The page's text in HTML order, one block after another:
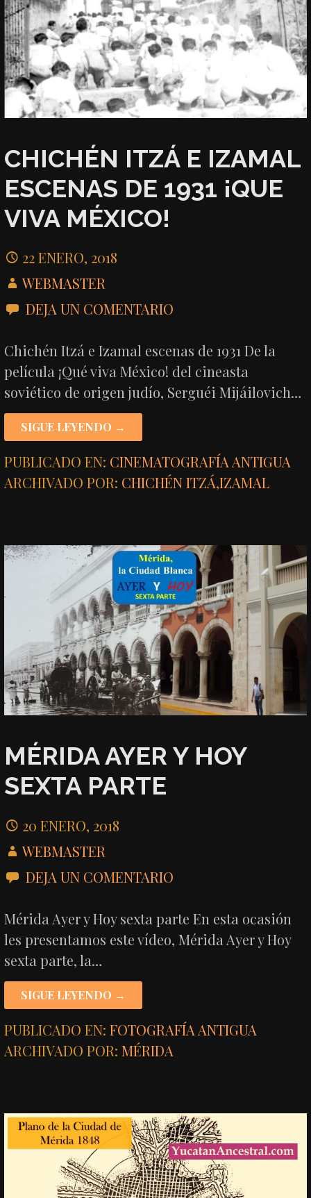
CHICHÉN ITZÁ E IZAMAL
ESCENAS DE 1931 ¡QUE
VIVA MÉXICO!
22 ENERO, 2018
WEBMASTER
DEJA UN COMENTARIO
Chichén Itzá e Izamal escenas de 1931 De la
película ¡Qué viva México! del cineasta
soviético de origen judío, Serguéi Mijáilovich…
SIGUE LEYENDO →
PUBLICADO EN: CINEMATOGRAFÍA ANTIGUA
ARCHIVADO POR: CHICHÉN ITZÁ,IZAMAL
MÉRIDA AYER Y HOY
SEXTA PARTE
20 ENERO, 2018
WEBMASTER
DEJA UN COMENTARIO
Mérida Ayer y Hoy sexta parte En esta ocasión
les presentamos este vídeo, Mérida Ayer y Hoy
sexta parte, la…
SIGUE LEYENDO →
PUBLICADO EN:FOTOGRAFÍA ANTIGUA
ARCHIVADO POR:MÉRIDA